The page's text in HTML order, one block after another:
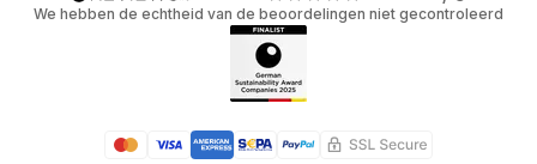
We hebben de echtheid van de beoordelingen niet gecontroleerd